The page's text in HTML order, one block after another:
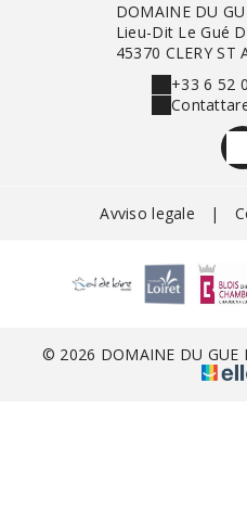
DOMAINE DU
Lieu-Dit Le Gué
45370 CLERY ST
+33 6 52
Avviso legale |
© 2026 DOMAINE DU GUE